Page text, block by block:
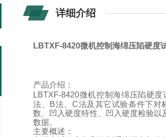
详细介绍
LBTXF-8420微机控制海绵压陷硬度
产品介绍：
LBTXF-8420微机控制海绵压陷硬度
法、
B法、 C法及其它试验条件下对
数、凹入硬度特性、凹入硬度检验以
数据。
主要概述：